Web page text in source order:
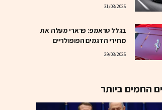
31/03/2025
בגלל טראמפ: פרארי מעלה את
מחירי הדגמים הפופולריים
29/03/2025
החמים ביותר